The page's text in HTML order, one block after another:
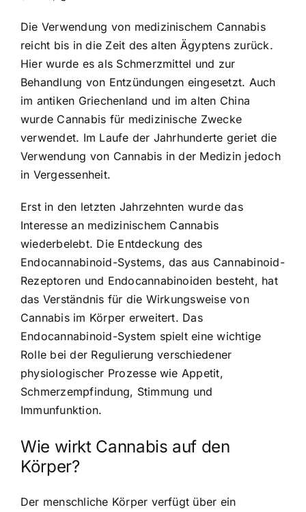
Die Verwendung von medizinischem Cannabis
reicht bis in die Zeit des alten Ägyptens zurück.
Hier wurde es als Schmerzmittel und zur
Behandlung von Entzündungen eingesetzt. Auch
im antiken Griechenland und im alten China
wurde Cannabis für medizinische Zwecke
verwendet. Im Laufe der Jahrhunderte geriet die
Verwendung von Cannabis in der Medizin jedoch
in Vergessenheit.
Erst in den letzten Jahrzehnten wurde das
Interesse an medizinischem Cannabis
wiederbelebt. Die Entdeckung des
Endocannabinoid-Systems, das aus Cannabinoid-
Rezeptoren und Endocannabinoiden besteht, hat
das Verständnis für die Wirkungsweise von
Cannabis im Körper erweitert. Das
Endocannabinoid-System spielt eine wichtige
Rolle bei der Regulierung verschiedener
physiologischer Prozesse wie Appetit,
Schmerzempfindung, Stimmung und
Immunfunktion.
Wie wirkt Cannabis auf den
Körper?
Der menschliche Körper verfügt über ein